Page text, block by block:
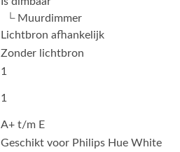
└ Muurdimmer
Lichtbron afhankelijk
Zonder lichtbron
1
1
A+ t/m E
Geschikt voor Philips Hue White